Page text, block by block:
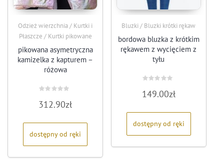
Odzież wierzchnia / Kurtki i
Płaszcze / Kurtki pikowane
pikowana asymetryczna
kamizelka z kapturem –
różowa
0
na
312.90zł
dostępny od ręki
Bluzki / Bluzki krótki rękaw
bordowa bluzka z krótkim
rękawem z wycięciem z
tyłu
0
na
149.00zł
dostępny od ręki